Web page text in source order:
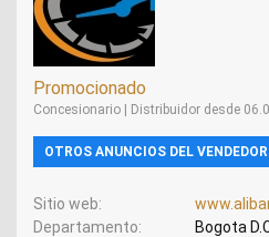
Promocionado
Concesionario | Distribuidor desde
OTROS ANUNCIOS DEL VENDEDOR
Sitio web
Departamento
Bogota